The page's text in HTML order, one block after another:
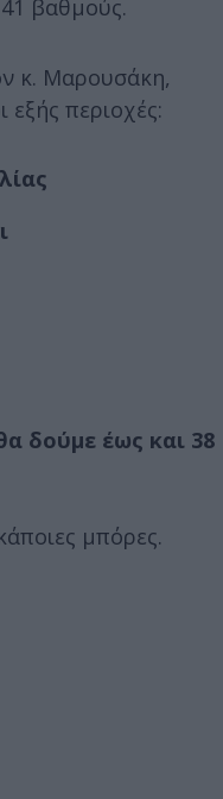
βαθμούς.
κ. Μαρουσάκη,
εξής περιοχές:
δούμε έως και 38
μπόρες.